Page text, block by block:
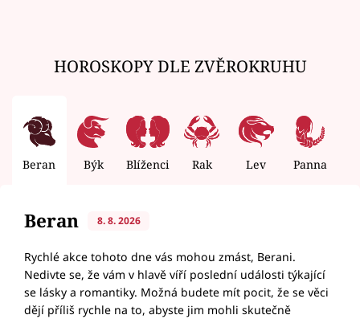
HOROSKOPY DLE ZVĚROKRUHU
Beran Býk Blíženci Rak Lev Panna
Beran 8. 8. 2026
Rychlé akce tohoto dne vás mohou zmást, Berani.
Nedivte se, že vám v hlavě víří poslední události týkající
se lásky a romantiky. Možná budete mít pocit, že se věci
dějí příliš rychle na to, abyste jim mohli skutečně